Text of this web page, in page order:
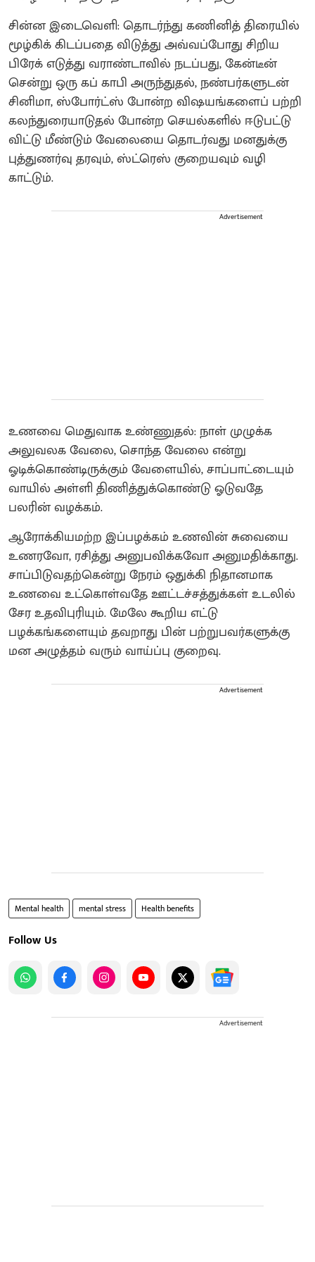
சின்ன இடைவெளி: தொடர்ந்து கணினித் திரையில்
மூழ்கிக் கிடப்பதை விடுத்து அவ்வப்போது சிறிய
பிரேக் எடுத்து வராண்டாவில் நடப்பது, கேன்டீன்
சென்று ஒரு கப் காபி அருந்துதல், நண்பர்களுடன்
சினிமா, ஸ்போர்ட்ஸ் போன்ற விஷயங்களைப் பற்றி
கலந்துரையாடுதல் போன்ற செயல்களில் ஈடுபட்டு
விட்டு மீண்டும் வேலையை தொடர்வது மனதுக்கு
புத்துணர்வு தரவும், ஸ்ட்ரெஸ் குறையவும் வழி
காட்டும்.
Advertisement
உணவை மெதுவாக உண்ணுதல்: நாள் முழுக்க
அலுவலக வேலை, சொந்த வேலை என்று
ஓடிக்கொண்டிருக்கும் வேளையில், சாப்பாட்டையும்
வாயில் அள்ளி திணித்துக்கொண்டு ஓடுவதே
பலரின் வழக்கம்.
ஆரோக்கியமற்ற இப்பழக்கம் உணவின் சுவையை
உணரவோ, ரசித்து அனுபவிக்கவோ அனுமதிக்காது.
சாப்பிடுவதற்கென்று நேரம் ஒதுக்கி நிதானமாக
உணவை உட்கொள்வதே ஊட்டச்சத்துக்கள் உடலில்
சேர உதவிபுரியும். மேலே கூறிய எட்டு
பழக்கங்களையும் தவறாது பின் பற்றுபவர்களுக்கு
மன அழுத்தம் வரும் வாய்ப்பு குறைவு.
Advertisement
Mental health mental stress Health benefits
Follow Us
Advertisement